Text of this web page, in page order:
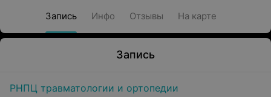
Запись Инфо Отзывы На карте
Запись
РНПЦ травматологии и ортопедии